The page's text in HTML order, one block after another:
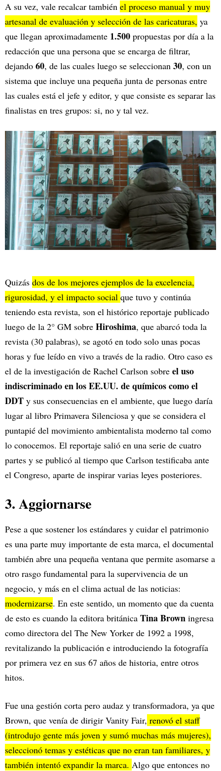
A su vez, vale recalcar también el proceso manual y muy
artesanal de evaluación y selección de las caricaturas, ya
que llegan aproximadamente 1.500 propuestas por día a la
redacción que una persona que se encarga de filtrar,
dejando 60, de las cuales luego se seleccionan 30, con un
sistema que incluye una pequeña junta de personas entre
las cuales está el jefe y editor, y que consiste es separar las
finalistas en tres grupos: si, no y tal vez.
Quizás dos de los mejores ejemplos de la excelencia,
rigurosidad, y el impacto social que tuvo y continúa
teniendo esta revista, son el histórico reportaje publicado
luego de la 2° GM sobre Hiroshima, que abarcó toda la
revista (30 palabras), se agotó en todo solo unas pocas
horas y fue leído en vivo a través de la radio. Otro caso es
el de la investigación de Rachel Carlson sobre el uso
indiscriminado en los EE.UU. de químicos como el
DDT y sus consecuencias en el ambiente, que luego daría
lugar al libro Primavera Silenciosa y que se considera el
puntapié del movimiento ambientalista moderno tal como
lo conocemos. El reportaje salió en una serie de cuatro
partes y se publicó al tiempo que Carlson testificaba ante
el Congreso, aparte de inspirar varias leyes posteriores.
3. Aggiornarse
Pese a que sostener los estándares y cuidar el patrimonio
es una parte muy importante de esta marca, el documental
también abre una pequeña ventana que permite asomarse a
otro rasgo fundamental para la supervivencia de un
negocio, y más en el clima actual de las noticias:
modernizarse. En este sentido, un momento que da cuenta
de esto es cuando la editora británica Tina Brown ingresa
como directora del The New Yorker de 1992 a 1998,
revitalizando la publicación e introduciendo la fotografía
por primera vez en sus 67 años de historia, entre otros
hitos.
Fue una gestión corta pero audaz y transformadora, ya que
Brown, que venía de dirigir Vanity Fair, renovó el staff
(introdujo gente más joven y sumó muchas más mujeres),
seleccionó temas y estéticas que no eran tan familiares, y
también intentó expandir la marca. Algo que entonces no